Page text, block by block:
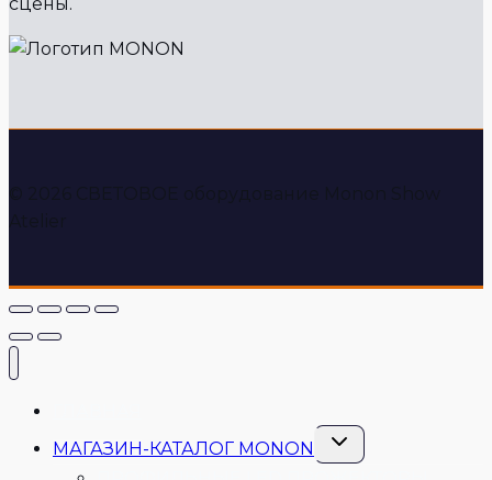
МАГАЗИН-КАТАЛОГ MONON
Переключить
дочернее